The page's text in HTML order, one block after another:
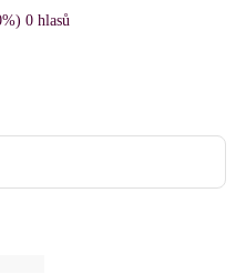
%) 0 hlasů